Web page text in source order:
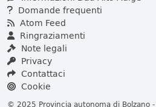
Domande frequenti
Atom Feed
Ringraziamenti
Note legali
Privacy
Contattaci
Cookie
© 2025 Provincia autonoma di Bolzano